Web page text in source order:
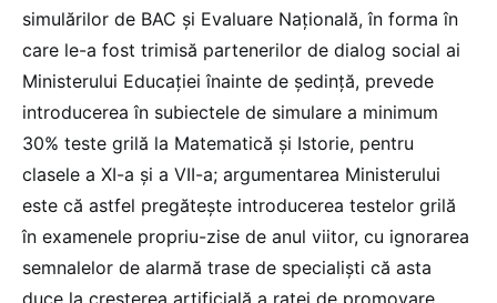
simulărilor de BAC și Evaluare Națională, în forma în
care le-a fost trimisă partenerilor de dialog social ai
Ministerului Educației înainte de ședință, prevede
introducerea în subiectele de simulare a minimum
30% teste grilă la Matematică și Istorie, pentru
clasele a XI-a și a VII-a; argumentarea Ministerului
este că astfel pregătește introducerea testelor grilă
în examenele propriu-zise de anul viitor, cu ignorarea
semnalelor de alarmă trase de specialiști că asta
duce la creșterea artificială a ratei de promovare.